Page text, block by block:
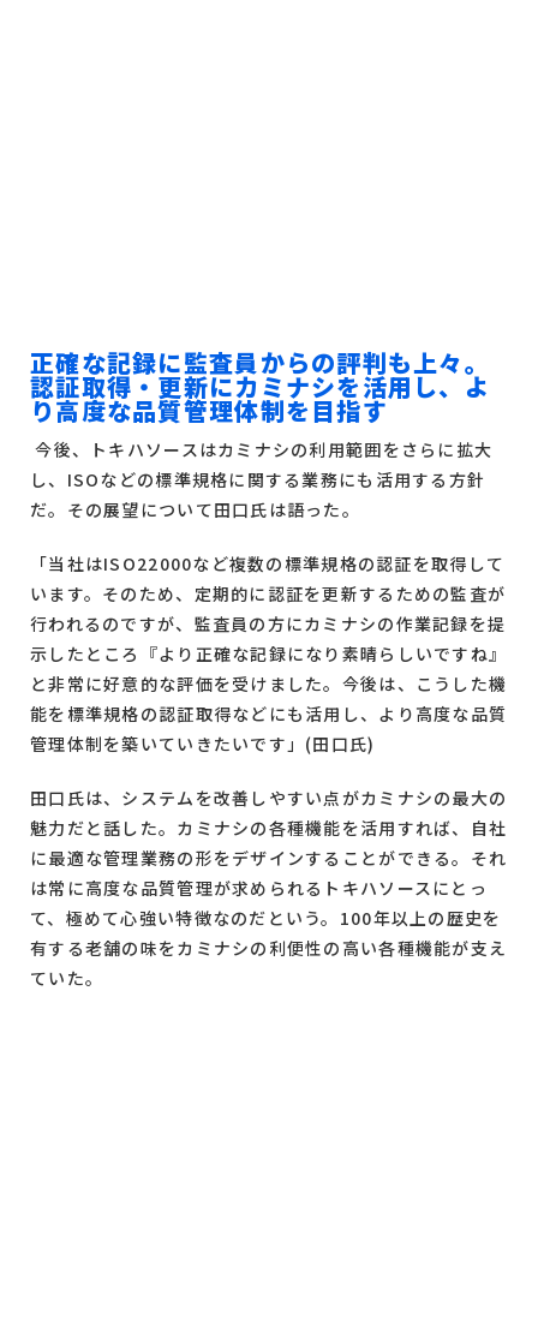
正確な記録に監査員からの評判も上々。
認証取得・更新にカミナシを活用し、よ
り高度な品質管理体制を目指す
今後、トキハソースはカミナシの利用範囲をさらに拡大
し、ISOなどの標準規格に関する業務にも活用する方針
だ。その展望について田口氏は語った。
「当社はISO22000など複数の標準規格の認証を取得して
います。そのため、定期的に認証を更新するための監査が
行われるのですが、監査員の方にカミナシの作業記録を提
示したところ『より正確な記録になり素晴らしいですね』
と非常に好意的な評価を受けました。今後は、こうした機
能を標準規格の認証取得などにも活用し、より高度な品質
管理体制を築いていきたいです」(田口氏)
田口氏は、システムを改善しやすい点がカミナシの最大の
魅力だと話した。カミナシの各種機能を活用すれば、自社
に最適な管理業務の形をデザインすることができる。それ
は常に高度な品質管理が求められるトキハソースにとっ
て、極めて心強い特徴なのだという。100年以上の歴史を
有する老舗の味をカミナシの利便性の高い各種機能が支え
ていた。